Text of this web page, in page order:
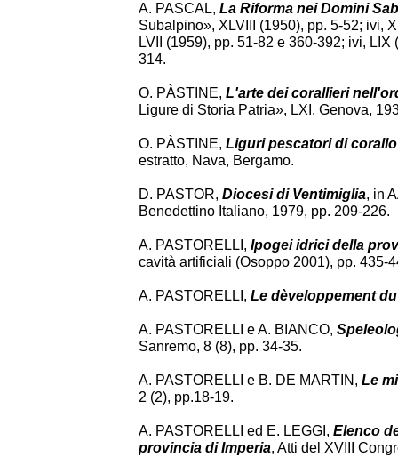
A. PASCAL, La Riforma nei Domini
Subalpino», XLVIII (1950), pp. 5-52; ivi,
LVII (1959), pp. 51-82 e 360-392; ivi, LIX
314.
O. PÀSTINE, L'arte dei corallieri
Ligure di Storia Patria», LXI, Genova,
O. PÀSTINE, Liguri pescatori di corallo
estratto, Nava, Bergamo.
D. PASTOR, Diocesi di Ventimiglia, in
Benedettino Italiano, 1979, pp. 209-226.
A. PASTORELLI, Ipogei idrici della
cavità artificiali (Osoppo 2001), pp. 435-
A. PASTORELLI, Le dèveloppement
A. PASTORELLI e A. BIANCO,
Sanremo, 8 (8), pp. 34-35.
A. PASTORELLI e B. DE MARTIN, Le
2 (2), pp.18-19.
A. PASTORELLI ed E. LEGGI, Elenco
provincia di Imperia, Atti del XVIII